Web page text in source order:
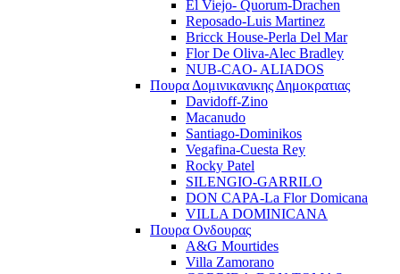
El Viejo- Quorum-Drachen
Reposado-Luis Martinez
Bricck House-Perla Del Mar
Flor De Oliva-Alec Bradley
NUB-CAO- ALIADOS
Πουρα Δομινικανικης Δημοκρατιας
Davidoff-Zino
Macanudo
Santiago-Dominikos
Vegafina-Cuesta Rey
Rocky Patel
SILENGIO-GARRILO
DON CAPA-La Flor Domicana
VILLA DOMINICANA
Πουρα Ονδουρας
A&G Mourtides
Villa Zamorano